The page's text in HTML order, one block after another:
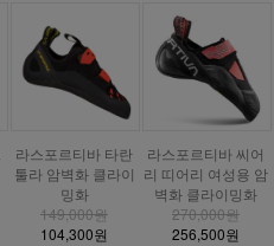
라스포르티바 타란
툴라 암벽화 클라이
밍화
149,000원
104,300원
라스포르티바 씨어
리 띠어리 여성용 암
벽화 클라이밍화
270,000원
256,500원